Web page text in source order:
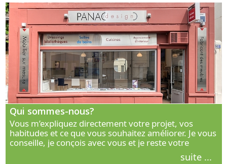
Qui sommes-nous?
Vous m’expliquez directement votre projet, vos
habitudes et ce que vous souhaitez améliorer. Je vous
conseille, je conçois avec vous et je reste votre
interlocuteur principal. Découvrez ma façon de vous
suite ...